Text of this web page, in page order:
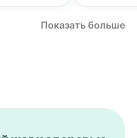
Показать больше